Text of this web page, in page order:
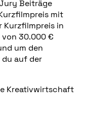
Beiträge
mit
Kurzfilmpreis in
von 30.000 €
um den
auf der
Kreativwirtschaft